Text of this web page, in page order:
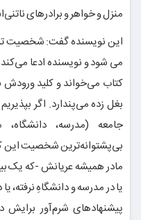
منزل و خواهر و برادرهای
این نویسنده گفت: شخصیت
می شود و نویسنده ادعا می‌کند
کتاب می‌خواند و کلید ورودش به
بغل زده می‌پندارد. اگر
جامعه (مدرسه، دانشگاه،
بی‌پشتوانه‌ترین شخصیت این
مادر همیشه عریانش -که یک
یا در مدرسه و دانشگاهِ نرفته،
پیشنهادهای شرم‌آور برایش